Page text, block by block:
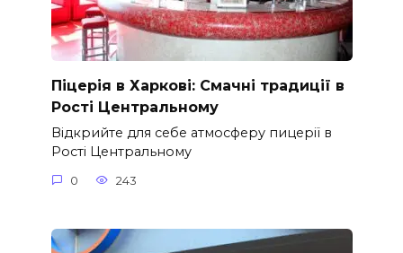
Піцерія в Харкові: Смачні традиції в
Рості Центральному
Відкрийте для себе атмосферу пицерії в
Рості Центральному
0 243